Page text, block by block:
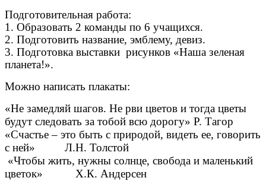
Подготовительная работа:
1. Образовать 2 команды по 6 учащихся.
2. Подготовить название, эмблему, девиз.
3. Подготовка выставки рисунков «Наша зеленая
планета!».
Можно написать плакаты:
«Не замедляй шагов. Не рви цветов и тогда цветы
будут следовать за тобой всю дорогу» Р. Тагор
«Счастье – это быть с природой, видеть ее, говорить
с ней» Л.Н. Толстой
«Чтобы жить, нужны солнце, свобода и маленький
цветок» Х.К. Андерсен